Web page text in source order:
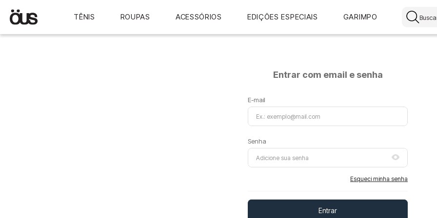
TÊNIS ROUPAS ACESSÓRIOS EDIÇÕES ESPECIAIS GARIMPO
Buscar
Entrar com email e senha
Esqueci minha senha
Entrar